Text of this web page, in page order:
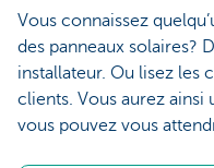
Vous connaissez
des panneaux solaires?
installateur. Ou lisez les
clients. Vous aurez
vous pouvez vous